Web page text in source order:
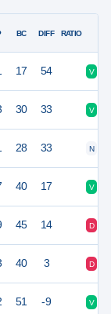
BC DIFF RATIO
17 54 V
30 33 V
28 33 N
40 17 V
45 14 D
40 3 D
51 -9 V